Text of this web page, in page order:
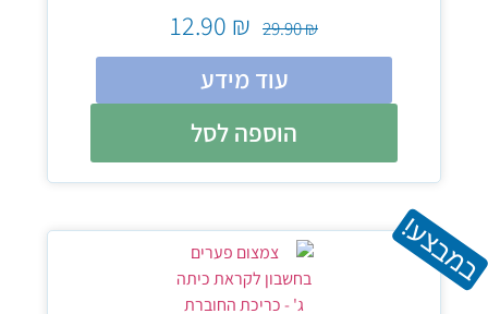
₪
29.90
₪
עוד מידע
הוספה לסל
במבצע!